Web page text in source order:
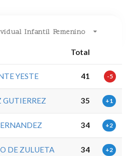
Infantil Femenino
Total
YESTE 41 -5
GUTIERREZ 35 +1
34 +2
DE ZULUETA 34 +2